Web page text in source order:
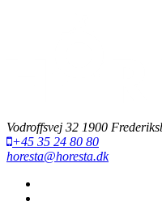
Vodroffsvej 32 1900
+45 35 24 80 80
horesta@horesta.dk